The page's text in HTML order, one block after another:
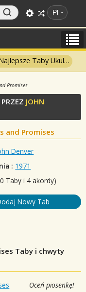
Pl
Taby Ukulele
Promises
PRZEZ JOHN
and Promises
Denver
: 1971
Taby i 4 akordy)
Nowy Tab
Taby i chwyty
Oceń piosenkę!